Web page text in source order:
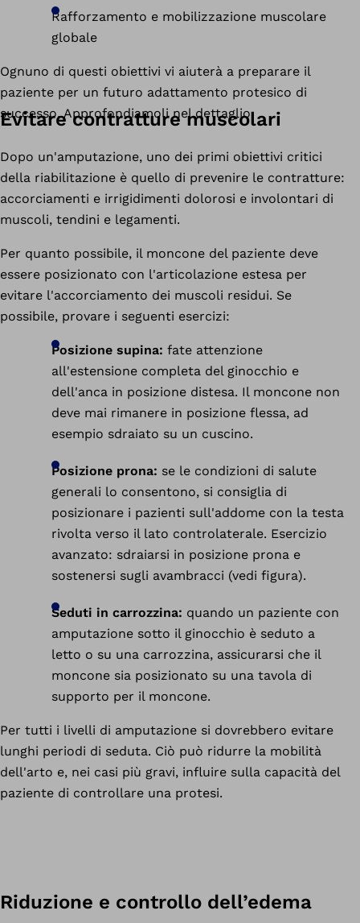
Rafforzamento e mobilizzazione muscolare
globale
Ognuno di questi obiettivi vi aiuterà a preparare il
paziente per un futuro adattamento protesico di
successo. Approfondiamoli nel dettaglio
Evitare contratture muscolari
Dopo un'amputazione, uno dei primi obiettivi critici
della riabilitazione è quello di prevenire le contratture:
accorciamenti e irrigidimenti dolorosi e involontari di
muscoli, tendini e legamenti.
Per quanto possibile, il moncone del paziente deve
essere posizionato con l'articolazione estesa per
evitare l'accorciamento dei muscoli residui. Se
possibile, provare i seguenti esercizi:
Posizione supina: fate attenzione
all'estensione completa del ginocchio e
dell'anca in posizione distesa. Il moncone non
deve mai rimanere in posizione flessa, ad
esempio sdraiato su un cuscino.
Posizione prona: se le condizioni di salute
generali lo consentono, si consiglia di
posizionare i pazienti sull'addome con la testa
rivolta verso il lato controlaterale. Esercizio
avanzato: sdraiarsi in posizione prona e
sostenersi sugli avambracci (vedi figura).
Seduti in carrozzina: quando un paziente con
amputazione sotto il ginocchio è seduto a
letto o su una carrozzina, assicurarsi che il
moncone sia posizionato su una tavola di
supporto per il moncone.
Per tutti i livelli di amputazione si dovrebbero evitare
lunghi periodi di seduta. Ciò può ridurre la mobilità
dell'arto e, nei casi più gravi, influire sulla capacità del
paziente di controllare una protesi.
Riduzione e controllo dell’edema